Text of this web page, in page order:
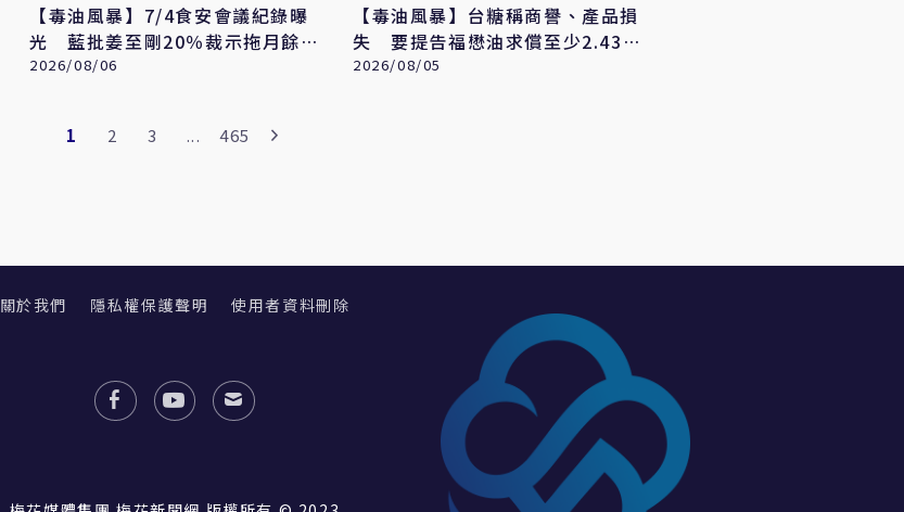
【毒油風暴】7/4食安會議紀錄曝
光 藍批姜至剛20％裁示拖月餘才
認帳「賴清德是最大破口」
2026/08/06
【毒油風暴】台糖稱商譽、產品損
失 要提告福懋油求償至少2.43億
元
2026/08/05
1 2 3 ... 465
關於我們 隱私權保護聲明 使用者資料刪除